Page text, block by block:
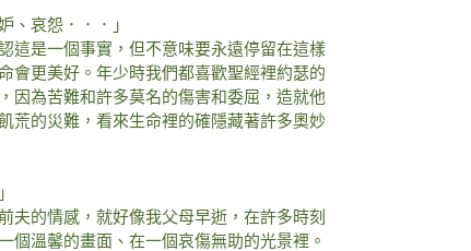
、哀怨．．．」
這是一個事實，但不意味要永遠停留在這樣
會更美好。年少時我們都喜歡聖經裡約瑟的
因為苦難和許多莫名的傷害和委屈，造就他
荒的災難，看來生命裡的確隱藏著許多奧妙
夫的情感，就好像我父母早逝，在許多時刻
個溫馨的畫面、在一個哀傷無助的光景裡。